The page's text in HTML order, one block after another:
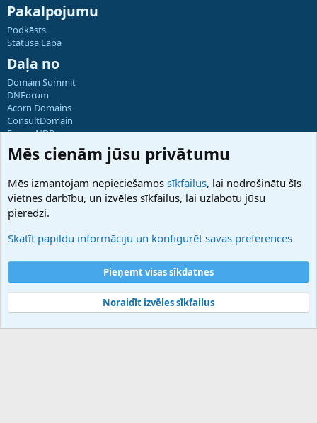
Pakalpojumu
Podkāsts
Statusa Lapa
Daļa no
Domain Summit
DNForum
Acorn Domains
ConsultDomain
ForumNDD
Domainforum.ro
27.be
Hostmaria
Atbalsts
Palīdzība
Noteikumi un nosacījumi
Privātuma politika
Community platform by XenForo® © 2010-2025 XenForo Ltd.
Mēs cienām jūsu privātumu
Mēs izmantojam nepieciešamos sīkfailus, lai nodrošinātu šīs
vietnes darbību, un izvēles sīkfailus, lai uzlabotu jūsu
pieredzi.
Skatīt papildu informāciju un konfigurēt savas preferences
Pieņemt visas sīkdatnes
Noraidīt izvēles sīkfailus